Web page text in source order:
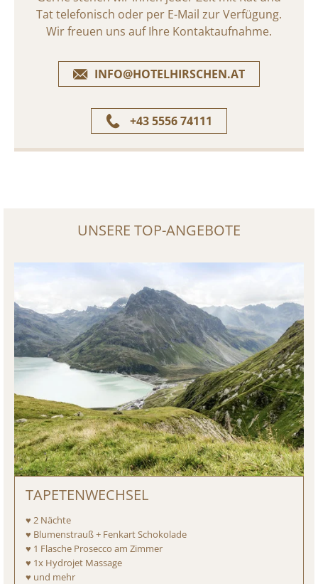
Tat telefonisch oder per E-Mail zur Verfügung.
Wir freuen uns auf Ihre Kontaktaufnahme.
INFO@HOTELHIRSCHEN.AT
+43 5556 74111
UNSERE TOP-ANGEBOTE
TAPETENWECHSEL
♥ 2 Nächte
♥ Blumenstrauß + Fenkart Schokolade
♥ 1 Flasche Prosecco am Zimmer
♥ 1x Hydrojet Massage
♥ und mehr